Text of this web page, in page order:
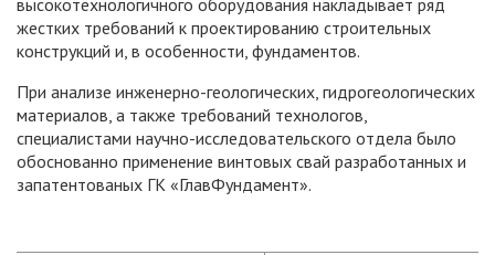
высокотехнологичного оборудования накладывает ряд
жестких требований к проектированию строительных
конструкций и, в особенности, фундаментов.
При анализе инженерно-геологических, гидрогеологических
материалов, а также требований технологов,
специалистами научно-исследовательского отдела было
обоснованно применение винтовых свай разработанных и
запатентованых ГК «ГлавФундамент».